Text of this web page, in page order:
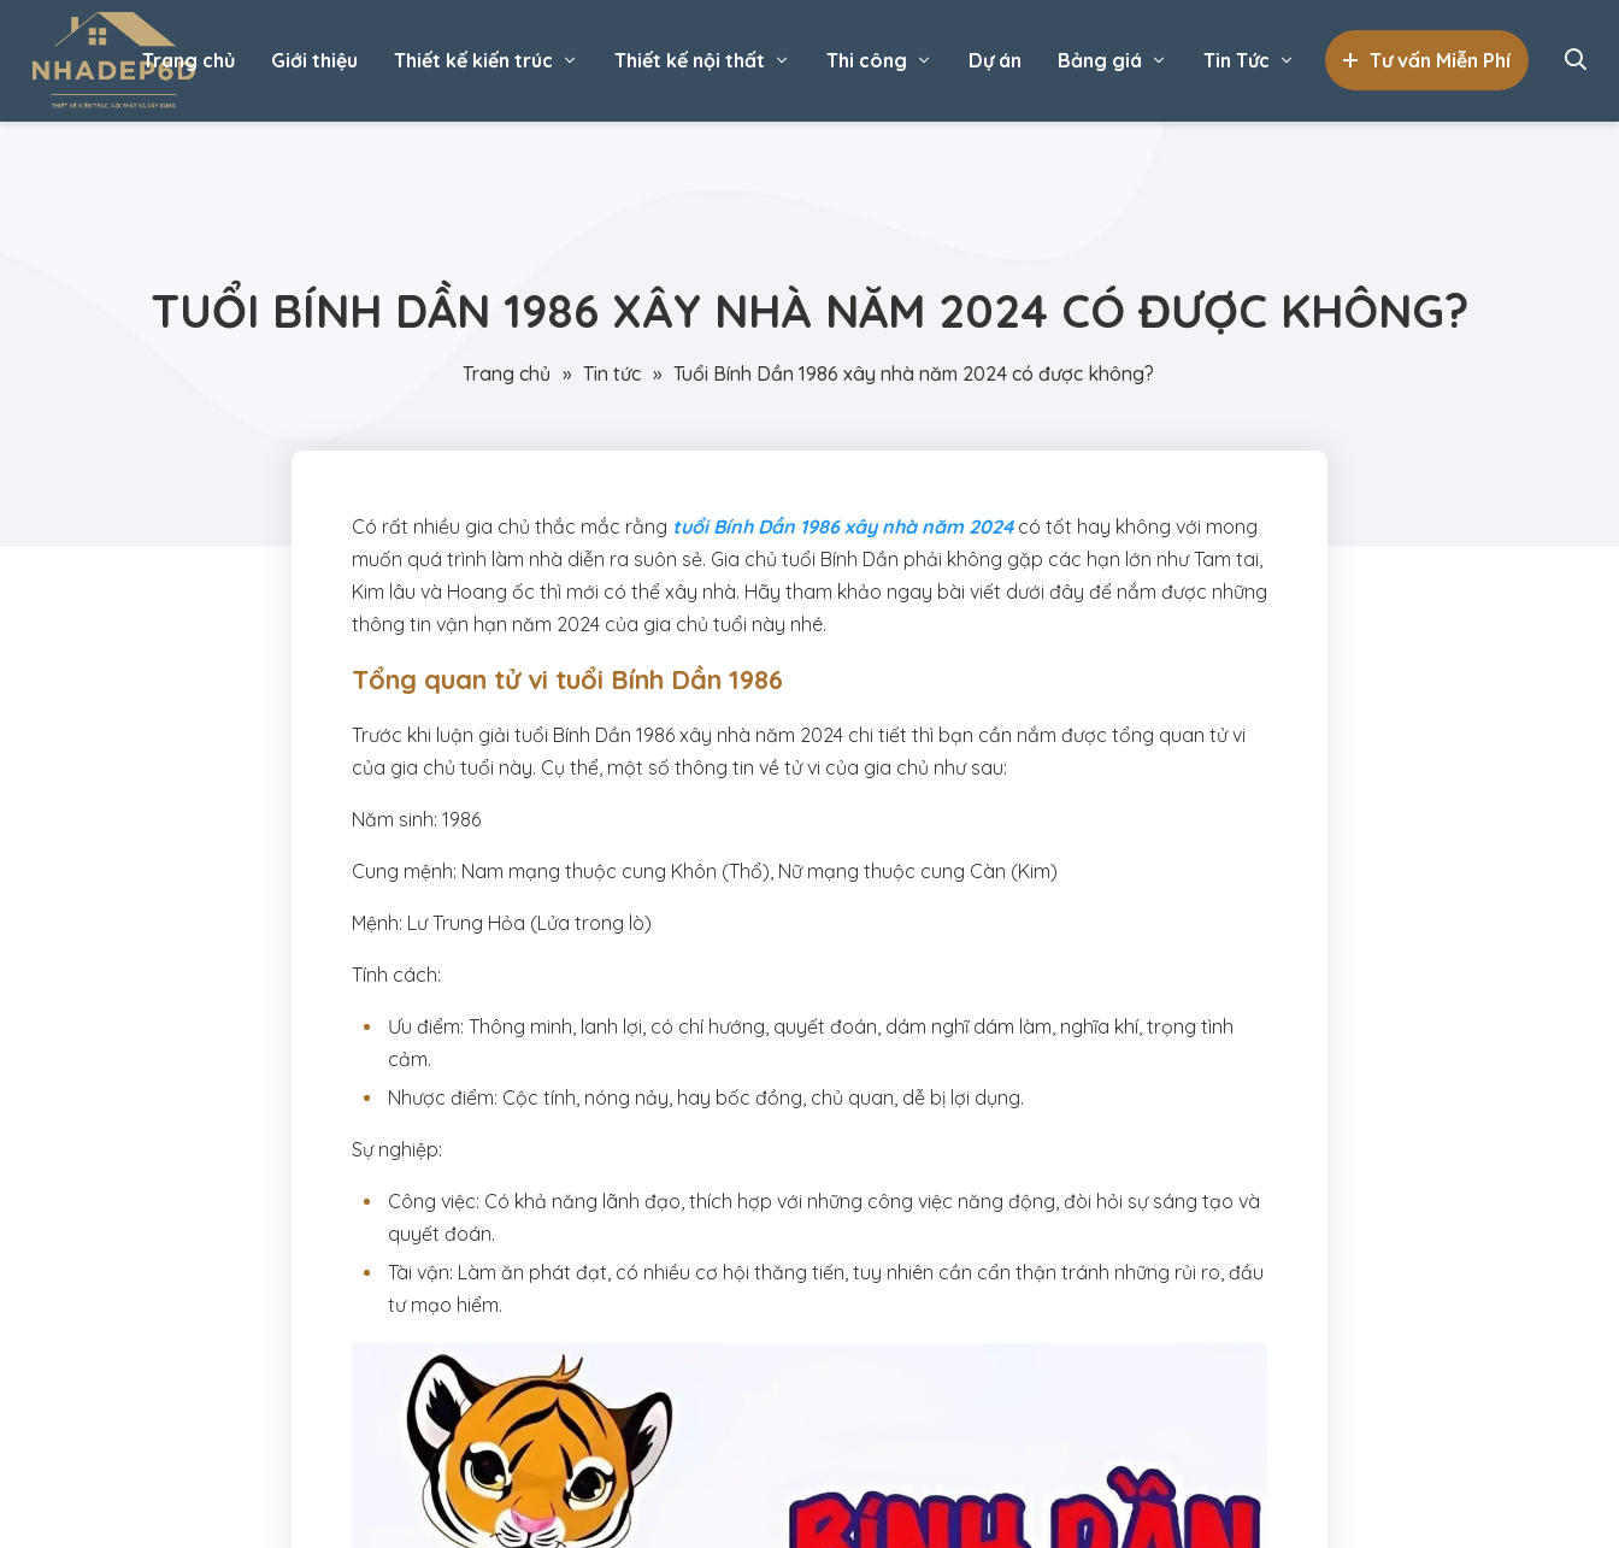
Trang chủ Giới thiệu Thiết kế kiến trúc Thiết kế nội thất Thi công Dự án Bảng giá Tin Tức Tư vấn Miễn Phí
TUỔI BÍNH DẦN 1986 XÂY NHÀ NĂM 2024 CÓ ĐƯỢC KHÔNG?
Trang chủ » Tin tức » Tuổi Bính Dần 1986 xây nhà năm 2024 có được không?
Có rất nhiều gia chủ thắc mắc rằng tuổi Bính Dần 1986 xây nhà năm 2024có tốt hay không với mong
muốn quá trình làm nhà diễn ra suôn sẻ. Gia chủ tuổi Bính Dần phải không gặp các hạn lớn như Tam tai,
Kim lâu và Hoang ốc thì mới có thể xây nhà. Hãy tham khảo ngay bài viết dưới đây để nắm được những
thông tin vận hạn năm 2024 của gia chủ tuổi này nhé.
Tổng quan tử vi tuổi Bính Dần 1986
Trước khi luận giải tuổi Bính Dần 1986 xây nhà năm 2024 chi tiết thì bạn cần nắm được tổng quan tử vi
của gia chủ tuổi này. Cụ thể, một số thông tin về tử vi của gia chủ như sau:
Năm sinh: 1986
Cung mệnh: Nam mạng thuộc cung Khôn (Thổ), Nữ mạng thuộc cung Càn (Kim)
Mệnh: Lư Trung Hỏa (Lửa trong lò)
Tính cách:
Ưu điểm: Thông minh, lanh lợi, có chí hướng, quyết đoán, dám nghĩ dám làm, nghĩa khí, trọng tình
cảm.
Nhược điểm: Cộc tính, nóng nảy, hay bốc đồng, chủ quan, dễ bị lợi dụng.
Sự nghiệp:
Công việc: Có khả năng lãnh đạo, thích hợp với những công việc năng động, đòi hỏi sự sáng tạo và
quyết đoán.
Tài vận: Làm ăn phát đạt, có nhiều cơ hội thăng tiến, tuy nhiên cần cẩn thận tránh những rủi ro, đầu
tư mạo hiểm.